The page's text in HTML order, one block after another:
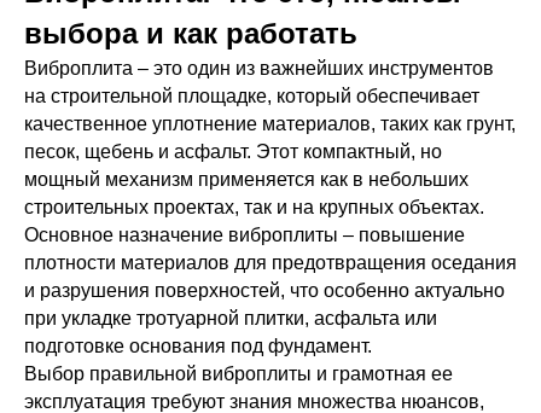
выбора и как работать
Виброплита – это один из важнейших инструментов
на строительной площадке, который обеспечивает
качественное уплотнение материалов, таких как грунт,
песок, щебень и асфальт. Этот компактный, но
мощный механизм применяется как в небольших
строительных проектах, так и на крупных объектах.
Основное назначение виброплиты – повышение
плотности материалов для предотвращения оседания
и разрушения поверхностей, что особенно актуально
при укладке тротуарной плитки, асфальта или
подготовке основания под фундамент.
Выбор правильной виброплиты и грамотная ее
эксплуатация требуют знания множества нюансов,